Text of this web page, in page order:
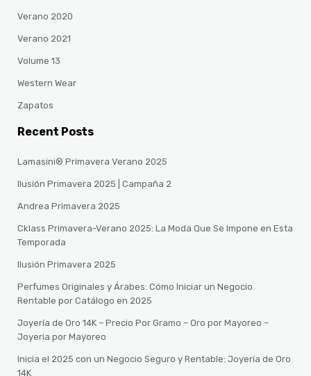
Verano 2020
Verano 2021
Volume 13
Western Wear
Zapatos
Recent Posts
Lamasini® Primavera Verano 2025
Ilusión Primavera 2025 | Campaña 2
Andrea Primavera 2025
Cklass Primavera-Verano 2025: La Moda Que Se Impone en Esta
Temporada
Ilusión Primavera 2025
Perfumes Originales y Árabes: Cómo Iniciar un Negocio
Rentable por Catálogo en 2025
Joyería de Oro 14K – Precio Por Gramo – Oro por Mayoreo –
Joyeria por Mayoreo
Inicia el 2025 con un Negocio Seguro y Rentable: Joyería de Oro
14K